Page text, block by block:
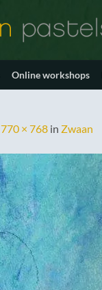
Online workshops
770 × 768 in Zwaan